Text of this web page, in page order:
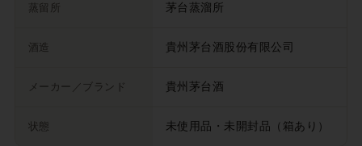
蒸留所 茅台蒸溜所
酒造 貴州茅台酒股份有限公司
メーカー／ブランド 貴州茅台酒
状態 未使用品・未開封品（箱あり）